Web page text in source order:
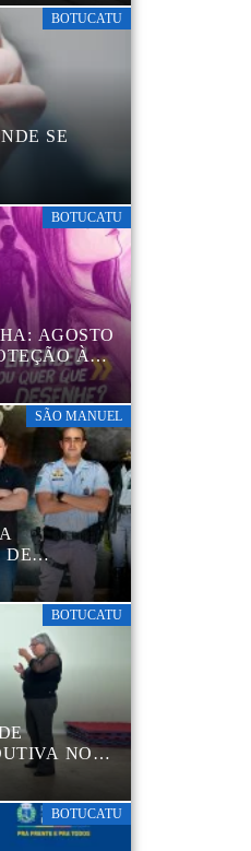
BOTUCATU
SE
BOTUCATU
AGOSTO
ÀS
SÃO MANUEL
DE
BOTUCATU
NO
BOTUCATU